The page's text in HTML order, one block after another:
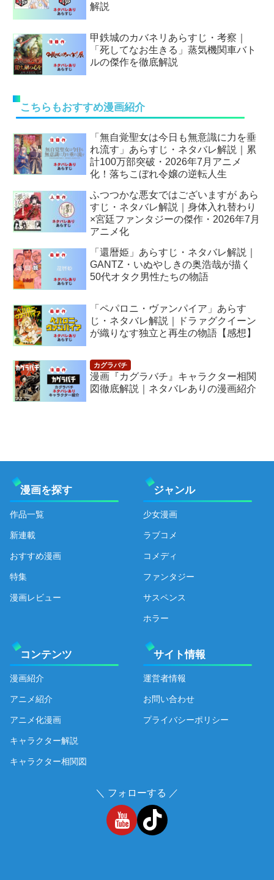
解説
甲鉄城のカバネリあらすじ・考察｜
「死してなお生きる」蒸気機関車バト
ルの傑作を徹底解説
こちらもおすすめ漫画紹介
「無自覚聖女は今日も無意識に力を垂
れ流す」あらすじ・ネタバレ解説｜累
計100万部突破・2026年7月アニメ
化！落ちこぼれ令嬢の逆転人生
ふつつかな悪女ではございますが あら
すじ・ネタバレ解説｜身体入れ替わり
×宮廷ファンタジーの傑作・2026年7月
アニメ化
「還暦姫」あらすじ・ネタバレ解説｜
GANTZ・いぬやしきの奥浩哉が描く
50代オタク男性たちの物語
「ペパロニ・ヴァンパイア」あらす
じ・ネタバレ解説｜ドラァグクイーン
が織りなす独立と再生の物語【感想】
漫画『カグラバチ』キャラクター相関
図徹底解説｜ネタバレありの漫画紹介
漫画を探す
作品一覧
新連載
おすすめ漫画
特集
漫画レビュー
ジャンル
少女漫画
ラブコメ
コメディ
ファンタジー
サスペンス
ホラー
コンテンツ
漫画紹介
アニメ紹介
アニメ化漫画
キャラクター解説
キャラクター相関図
サイト情報
運営者情報
お問い合わせ
プライバシーポリシー
＼ フォローする ／